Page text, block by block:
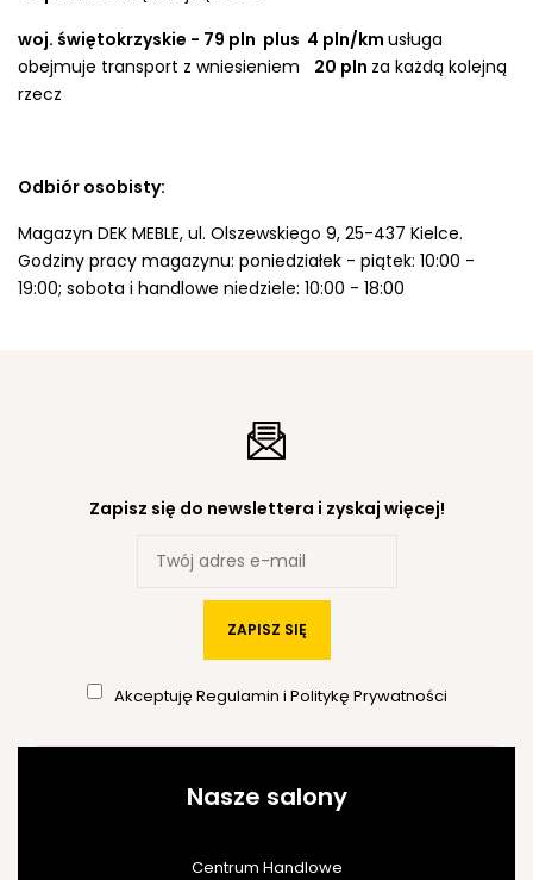
woj. świętokrzyskie - 79 pln plus 4 pln/km usługa
obejmuje transport z wniesieniem
20 pln za każdą kolejną
rzecz
Odbiór osobisty:
Magazyn DEK MEBLE, ul. Olszewskiego 9, 25-437 Kielce.
Godziny pracy magazynu: poniedziałek - piątek: 10:00 -
19:00; sobota i handlowe niedziele: 10:00 - 18:00
Zapisz się do newslettera i zyskaj więcej!
ZAPISZ SIĘ
Akceptuję Regulamin i Politykę Prywatności
Nasze salony
Centrum Handlowe